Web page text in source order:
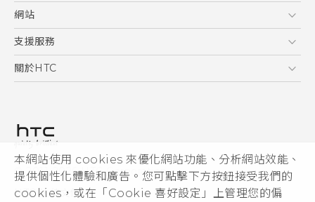
本網站使用 cookies 來優化網站功能、分析網站效能、
提供個性化體驗和廣告。您可點擊下方按鈕接受我們的
cookies，或在「Cookie 喜好設定」上管理您的偏
5G
智能手機
區塊鍊手機
網站
HTC Dev
HTC Research
支援服務
服務中心
關於HTC
私隱政策
產品安全
加入HTC
© 2011-2026 HTC Corporation
HTC 法律文件